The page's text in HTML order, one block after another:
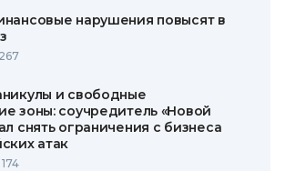
нарушения повысят в
267
и свободные
зоны: соучредитель «Новой
снять ограничения с бизнеса
атак
174